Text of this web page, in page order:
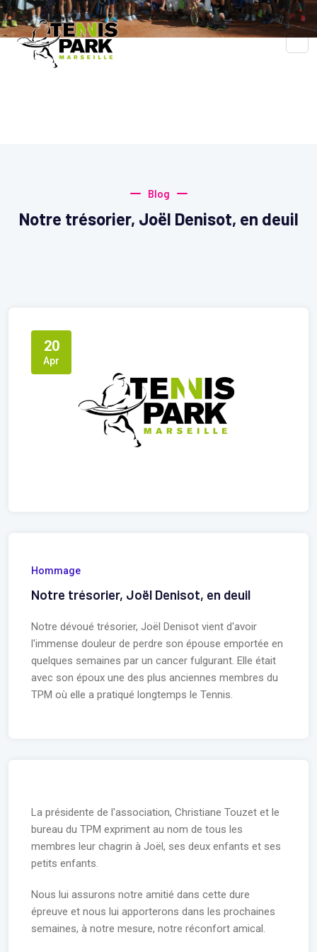
Blog
Notre trésorier, Joël Denisot, en deuil
20
Apr
Hommage
Notre trésorier, Joël Denisot, en deuil
Notre dévoué trésorier, Joël Denisot vient d'avoir
l'immense douleur de perdre son épouse emportée en
quelques semaines par un cancer fulgurant. Elle était
avec son époux une des plus anciennes membres du
TPM où elle a pratiqué longtemps le Tennis.
La présidente de l'association, Christiane Touzet et le
bureau du TPM expriment au nom de tous les
membres leur chagrin à Joël, ses deux enfants et ses
petits enfants.
Nous lui assurons notre amitié dans cette dure
épreuve et nous lui apporterons dans les prochaines
semaines, à notre mesure, notre réconfort amical.